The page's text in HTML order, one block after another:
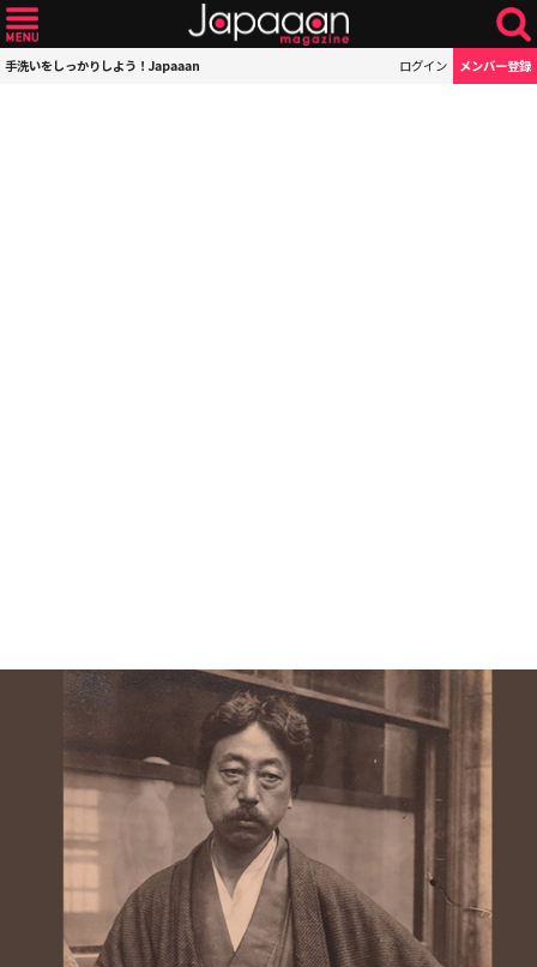
手洗いをしっかりしよう！Japaaan ログイン メンバー登録